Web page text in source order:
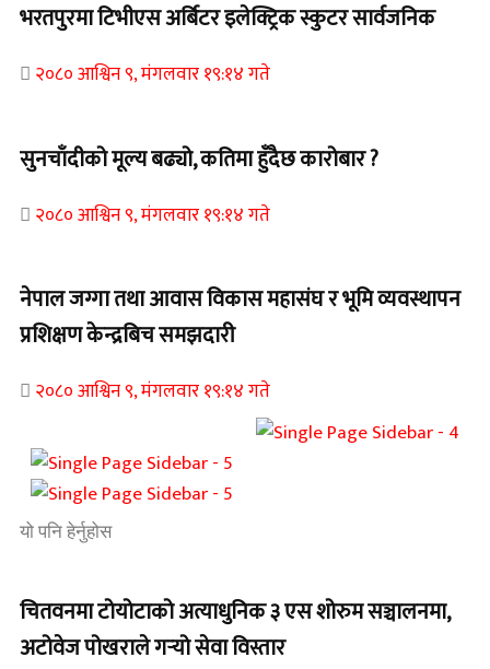
भरतपुरमा टिभीएस अर्बिटर इलेक्ट्रिक स्कुटर सार्वजनिक
२०८० आश्विन ९, मंगलवार १९:१४ गते
सुनचाँदीको मूल्य बढ्यो, कतिमा हुँदैछ कारोबार ?
२०८० आश्विन ९, मंगलवार १९:१४ गते
नेपाल जग्गा तथा आवास विकास महासंघ र भूमि व्यवस्थापन
प्रशिक्षण केन्द्रबिच समझदारी
२०८० आश्विन ९, मंगलवार १९:१४ गते
यो पनि हेर्नुहोस
चितवनमा टोयोटाको अत्याधुनिक ३ एस शोरुम सञ्चालनमा,
अटोवेज पोखराले गर्‍यो सेवा विस्तार